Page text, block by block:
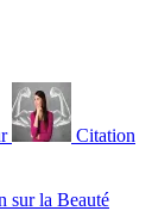
Citation
sur la Beauté